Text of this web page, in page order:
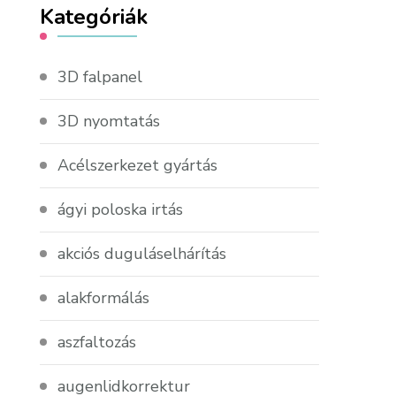
Kategóriák
3D falpanel
3D nyomtatás
Acélszerkezet gyártás
ágyi poloska irtás
akciós duguláselhárítás
alakformálás
aszfaltozás
augenlidkorrektur